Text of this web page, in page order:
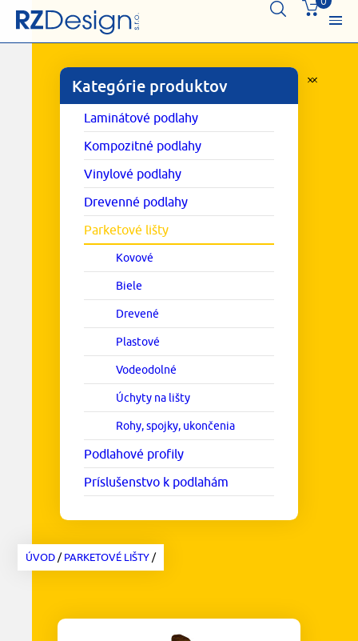
Kategórie produktov
Laminátové podlahy
Kompozitné podlahy
Vinylové podlahy
Drevenné podlahy
Parketové lišty
Kovové
Biele
Drevené
Plastové
Vodeodolné
Úchyty na lišty
Rohy, spojky, ukončenia
Podlahové profily
Príslušenstvo k podlahám
ÚVOD/PARKETOVÉ LIŠTY/